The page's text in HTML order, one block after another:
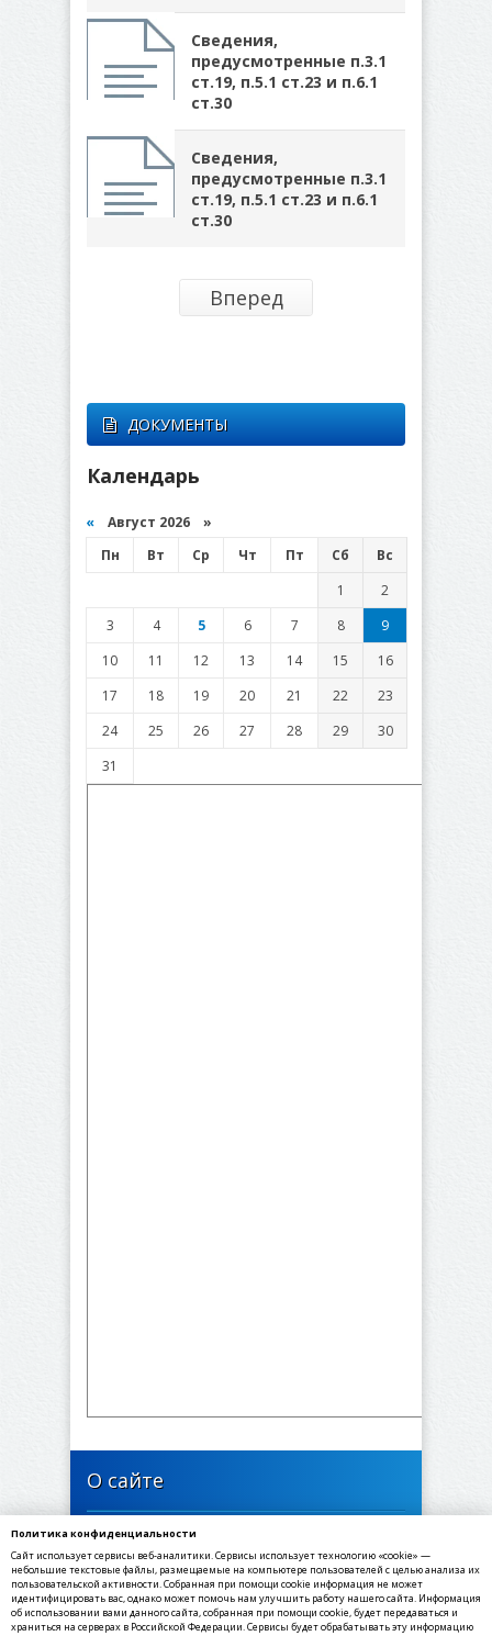
Сведения,
предусмотренные п.3.1
ст.19, п.5.1 ст.23 и п.6.1
ст.30
Сведения,
предусмотренные п.3.1
ст.19, п.5.1 ст.23 и п.6.1
ст.30
Вперед
ДОКУМЕНТЫ
Календарь
« Август 2026 »
Пн
Вт Ср Чт Пт Сб
Вс
1
2
3
4 5 6 7 8
9
10
11 12 13 14 15
16
17
18 19 20 21 22
23
24
25 26 27 28 29
30
31
О сайте
446637, Самарская область, Богатовский район,
село Арзамасцевка, Школьная улица, 24
✉ E-mail: arzamasevka@yandex.ru
☎ Телефон: 8(84666) 3-91-67
Политика конфиденциальности
Сайт использует сервисы веб-аналитики. Сервисы использует технологию «cookie» —
небольшие текстовые файлы, размещаемые на компьютере пользователей с целью анализа их
пользовательской активности. Собранная при помощи cookie информация не может
идентифицировать вас, однако может помочь нам улучшить работу нашего сайта. Информация
об использовании вами данного сайта, собранная при помощи cookie, будет передаваться и
храниться на серверах в Российской Федерации. Сервисы будет обрабатывать эту информацию